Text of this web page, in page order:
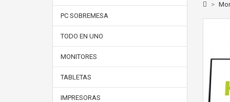
PC SOBREMESA
TODO EN UNO
MONITORES
TABLETAS
IMPRESORAS
>